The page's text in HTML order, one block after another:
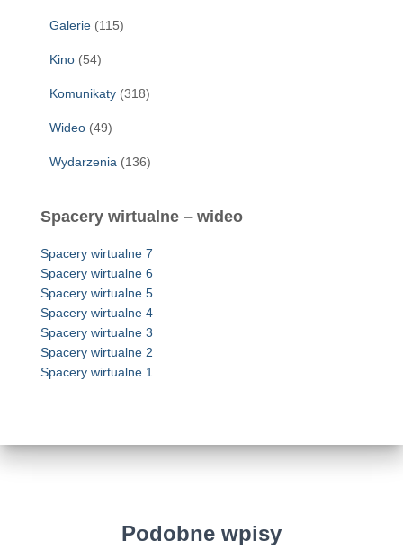
Galerie (115)
Kino (54)
Komunikaty (318)
Wideo (49)
Wydarzenia (136)
Spacery wirtualne – wideo
Spacery wirtualne 7
Spacery wirtualne 6
Spacery wirtualne 5
Spacery wirtualne 4
Spacery wirtualne 3
Spacery wirtualne 2
Spacery wirtualne 1
Podobne wpisy